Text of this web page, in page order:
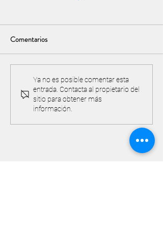
Torneo y acuerdo de
reciprocidad con Valle Golf
Comentarios
Ya no es posible comentar esta
entrada. Contacta al propietario del
sitio para obtener más
información.